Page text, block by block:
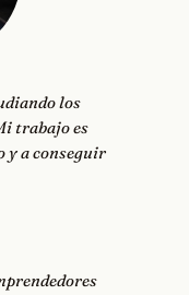
los
trabajo es
y a conseguir